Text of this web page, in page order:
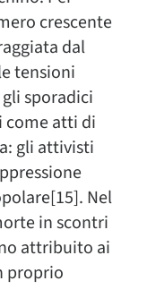
crescente
dal
tensioni
sporadici
come atti di
gli attivisti
Nel
in scontri
attribuito ai
proprio